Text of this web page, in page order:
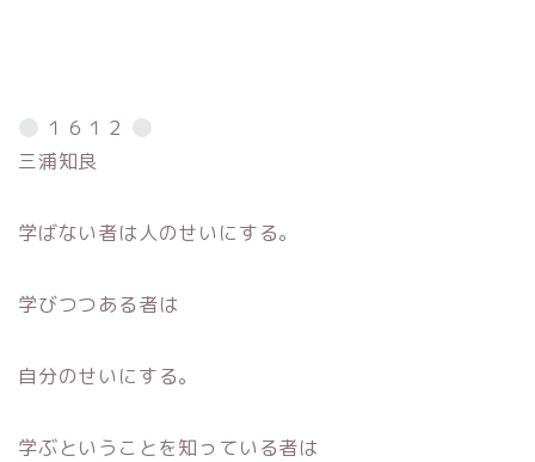
１６１２
三浦知良
学ばない者は人のせいにする。
学びつつある者は
自分のせいにする。
学ぶということを知っている者は